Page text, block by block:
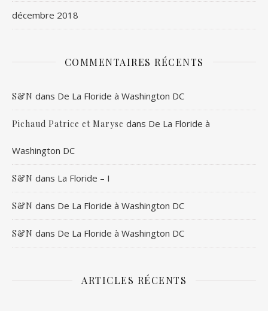
décembre 2018
COMMENTAIRES RÉCENTS
S&N dans De La Floride à Washington DC
Pichaud Patrice et Maryse dans De La Floride à
Washington DC
S&N dans La Floride – I
S&N dans De La Floride à Washington DC
S&N dans De La Floride à Washington DC
ARTICLES RÉCENTS